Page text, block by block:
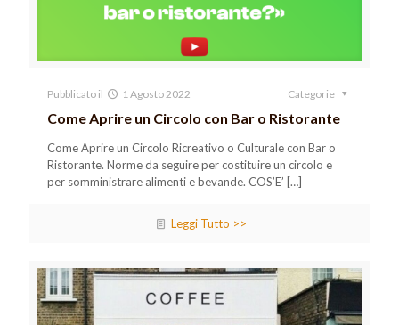
Pubblicato il 1 Agosto 2022 Categorie
Come Aprire un Circolo con Bar o Ristorante
Come Aprire un Circolo Ricreativo o Culturale con Bar o
Ristorante. Norme da seguire per costituire un circolo e
per somministrare alimenti e bevande. COS’E’ […]
Leggi Tutto >>